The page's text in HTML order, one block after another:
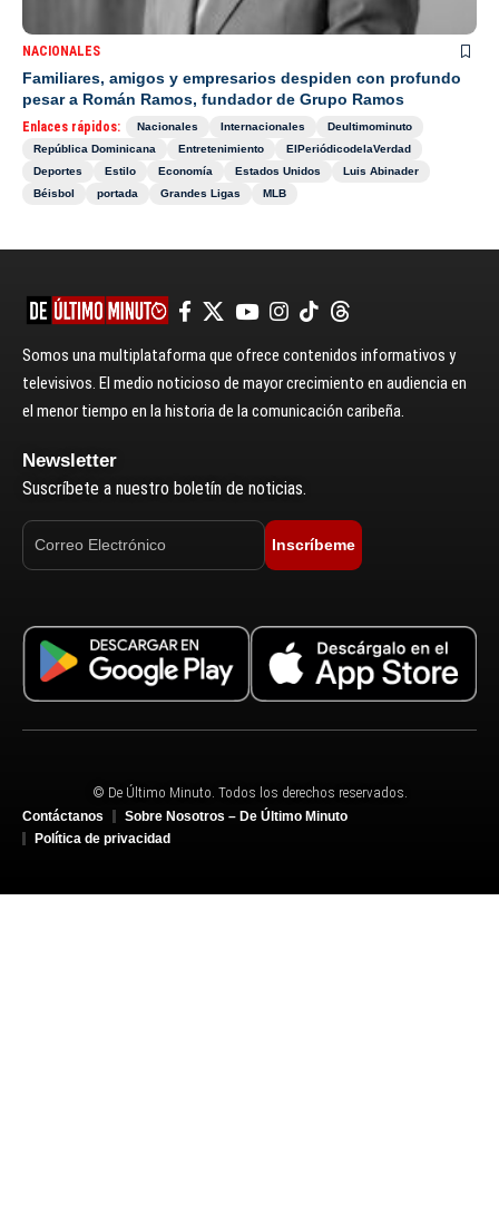
NACIONALES
Familiares, amigos y empresarios despiden con profundo
pesar a Román Ramos, fundador de Grupo Ramos
Enlaces rápidos: Nacionales Internacionales
Deultimominuto
República Dominicana
Entretenimiento
ElPeriódicodelaVerdad
Deportes
Estilo Economía Estados Unidos
Luis Abinader
Béisbol
portada Grandes Ligas MLB
Somos una multiplataforma que ofrece contenidos informativos y
televisivos. El medio noticioso de mayor crecimiento en audiencia en
el menor tiempo en la historia de la comunicación caribeña.
Newsletter
Suscríbete a nuestro boletín de noticias.
Inscríbeme
© De Último Minuto. Todos los derechos reservados.
Contáctanos
Sobre Nosotros – De Último Minuto
Política de privacidad